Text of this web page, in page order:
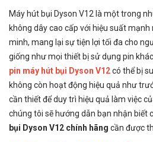
Máy hút bụi Dyson V12 là một trong
không dây cao cấp với hiệu suất
minh, mang lại sự tiện lợi tối đa cho
giống như mọi thiết bị sử dụng pin
pin máy hút bụi Dyson V12có thể bị
không còn hoạt động hiệu quả như
cần thiết để duy trì hiệu quả làm việc
chúng tôi sẽ hướng dẫn bạn nhận biết
bụi Dyson V12 chính hãng cần được